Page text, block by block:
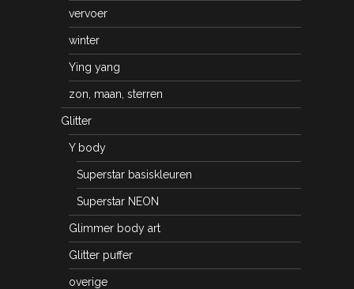
vervoer
winter
Ying yang
zon, maan, sterren
Glitter
Y body
Superstar basiskleuren
Superstar NEON
Glimmer body art
Glitter puffer
overige